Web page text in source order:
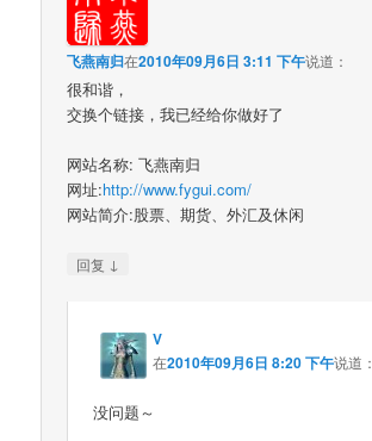
飞燕南归在2010年09月6日 3:11 下午说道：
很和谐，
交换个链接，我已经给你做好了
网站名称: 飞燕南归
网址:http://www.fygui.com/
网站简介:股票、期货、外汇及休闲
回复 ↓
V
在2010年09月6日 8:20 下午说道：
没问题～